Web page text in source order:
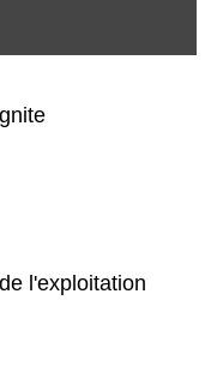
l'exploitation